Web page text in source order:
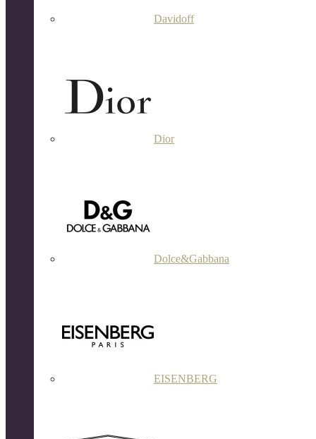
Davidoff
Dior
Dolce&Gabbana
EISENBERG